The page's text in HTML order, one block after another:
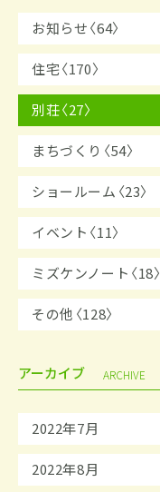
お知らせ〈64〉
住宅〈170〉
別荘〈27〉
まちづくり〈54〉
ショールーム〈23〉
イベント〈11〉
ミズケンノート〈18〉
その他〈128〉
アーカイブ ARCHIVE
2022年7月
2022年8月